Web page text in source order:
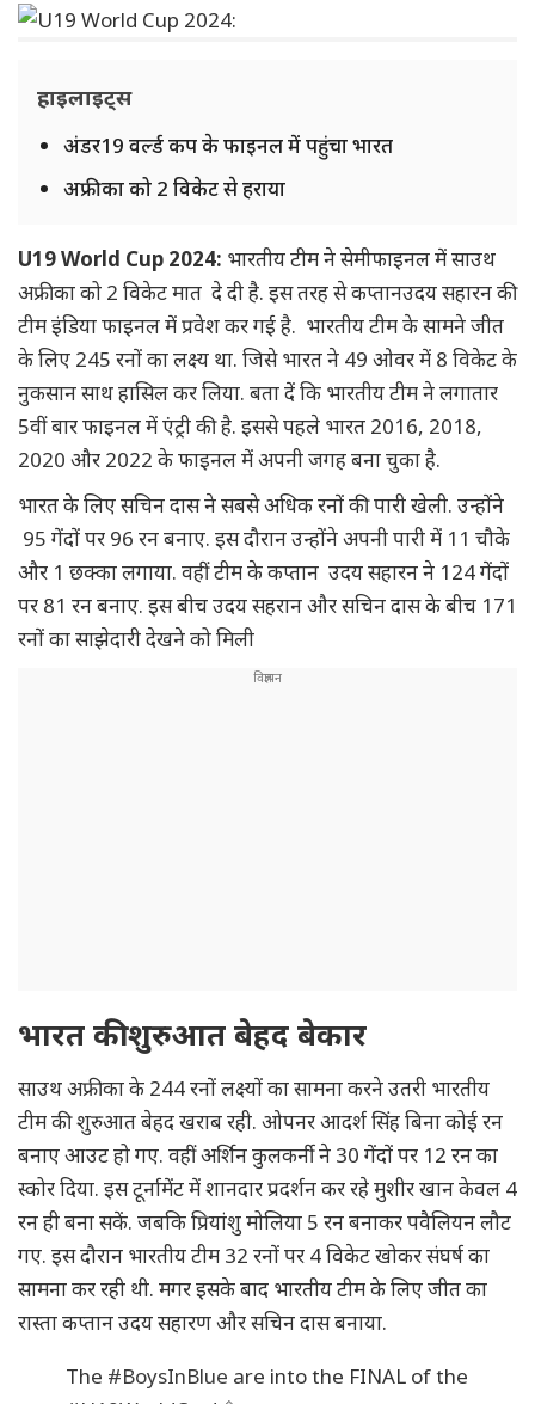
हाइलाइट्स
अंडर19 वर्ल्ड कप के फाइनल में पहुंचा भारत
अफ्रीका को 2 विकेट से हराया
U19 World Cup 2024: भारतीय टीम ने सेमीफाइनल में साउथ
अफ्रीका को 2 विकेट मात दे दी है. इस तरह से कप्तानउदय सहारन की
टीम इंडिया फाइनल में प्रवेश कर गई है. भारतीय टीम के सामने जीत
के लिए 245 रनों का लक्ष्य था. जिसे भारत ने 49 ओवर में 8 विकेट के
नुकसान साथ हासिल कर लिया. बता दें कि भारतीय टीम ने लगातार
5वीं बार फाइनल में एंट्री की है. इससे पहले भारत 2016, 2018,
2020 और 2022 के फाइनल में अपनी जगह बना चुका है.
भारत के लिए सचिन दास ने सबसे अधिक रनों की पारी खेली. उन्होंने
95 गेंदों पर 96 रन बनाए. इस दौरान उन्होंने अपनी पारी में 11 चौके
और 1 छक्का लगाया. वहीं टीम के कप्तान उदय सहारन ने 124 गेंदों
पर 81 रन बनाए. इस बीच उदय सहरान और सचिन दास के बीच 171
रनों का साझेदारी देखने को मिली
भारत की शुरुआत बेहद बेकार
साउथ अफ्रीका के 244 रनों लक्ष्यों का सामना करने उतरी भारतीय
टीम की शुरुआत बेहद खराब रही. ओपनर आदर्श सिंह बिना कोई रन
बनाए आउट हो गए. वहीं अर्शिन कुलकर्नी ने 30 गेंदों पर 12 रन का
स्कोर दिया. इस टूर्नामेंट में शानदार प्रदर्शन कर रहे मुशीर खान केवल 4
रन ही बना सकें. जबकि प्रियांशु मोलिया 5 रन बनाकर पवैलियन लौट
गए. इस दौरान भारतीय टीम 32 रनों पर 4 विकेट खोकर संघर्ष का
सामना कर रही थी. मगर इसके बाद भारतीय टीम के लिए जीत का
रास्ता कप्तान उदय सहारण और सचिन दास बनाया.
The #BoysInBlue are into the FINAL of the